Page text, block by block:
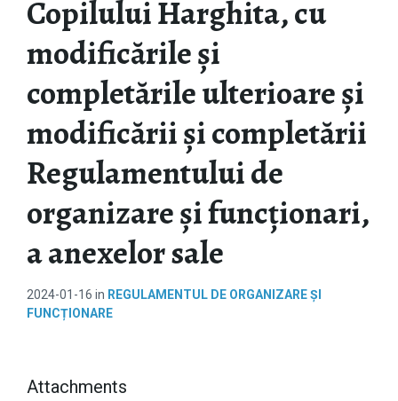
Copilului Harghita, cu
modificările și
completările ulterioare și
modificării și completării
Regulamentului de
organizare și funcționari,
a anexelor sale
2024-01-16 in REGULAMENTUL DE ORGANIZARE ȘI
FUNCȚIONARE
Attachments